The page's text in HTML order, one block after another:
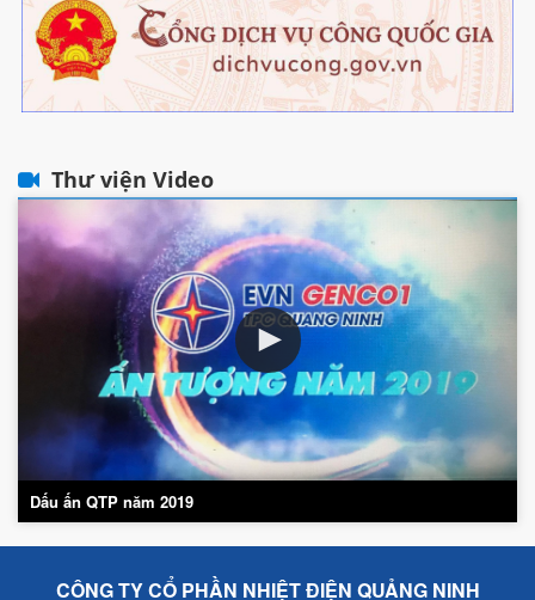
Thư viện Video
Dấu ấn QTP năm 2019
CÔNG TY CỔ PHẦN NHIỆT ĐIỆN QUẢNG NINH